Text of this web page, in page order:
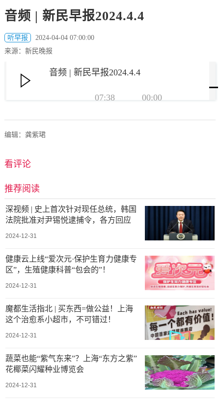
音频 | 新民早报2024.4.4
听早报
2024-04-04 07:00:00
来源：新民晚报
00:00
07:38
音频 | 新民早报2024.4.4
编辑：龚紫珺
看评论
推荐阅读
深视频 | 史上首次针对现任总统，韩国
法院批准对尹锡悦逮捕令，各方回应
2024-12-31
健康云上线“爱次元·保护生育力健康专
区”，生殖健康科普“包会的”！
2024-12-31
魔都生活指北 | 买东西=做公益！上海
这个治愈系小超市，不可错过！
2024-12-31
蔬菜也能“紫气东来”？上海“东方之紫”
花椰菜闪耀种业博览会
2024-12-31